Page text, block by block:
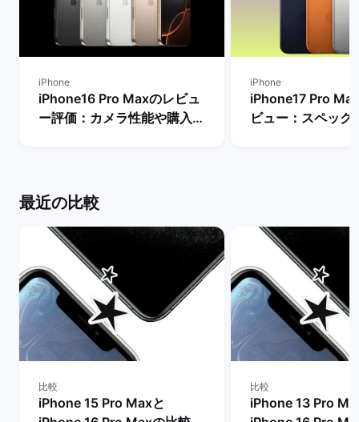
iPhone
iPhone16 Pro Maxのレビュ
ー評価：カメラ性能や購入す
iPhone
iPhone17 Pro
ビュー：スペック
最近の比較
比較
iPhone 15 Pro Maxと
比較
iPhone 13 Pro